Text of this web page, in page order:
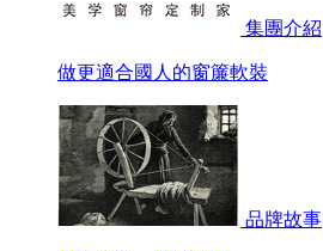
集團介紹
做更適合國人的窗簾軟裝
品牌故事